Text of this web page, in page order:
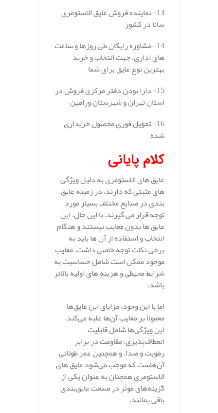
13- نماینده فروش عایق الاستومری
سانا در کشور
14- مشاوره رایگان طی روزها و ساعت
های اداری، جهت انتخاب و خرید
بهترین نوع عایق برای شما
15- دارا بودن دفتر مرکزی فروش در
استان تهران و شهرستان ورامین
16- تحویل فوری محصول خریداری
شده
کلام پایانی
عایق‌ های الاستومری به دلیل ویژگی‌
های مثبتی که دارند، در زمینه عایق‌
بندی در صنایع مختلف بسیار مورد
توجه قرار می‌ گیرند. با این حال، این
عایق‌ ها بدون معایب نیستند و هنگام
انتخاب و استفاده از آن‌ ها باید به
برخی نکات توجه خاصی داشت. معایب
موجود ممکن است شامل حساسیت به
شرایط محیطی و هزینه‌ های اولیه بالاتر
باشد.
اما با این وجود، مزایای این عایق‌ها
معمولاً بر معایب آن‌ها غلبه می‌کند.
این ویژگی‌ها شامل قابلیت
انعطاف‌پذیری، مقاومت در برابر
رطوبت و صدا، و همچنین عمر طولانی
آن‌هاست که موجب می‌شود عایق‌ های
الاستومری همچنان به عنوان یکی از
گزینه‌های موثر در صنعت عایق‌بندی
باقی بمانند.